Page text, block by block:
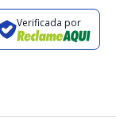
Verificada por